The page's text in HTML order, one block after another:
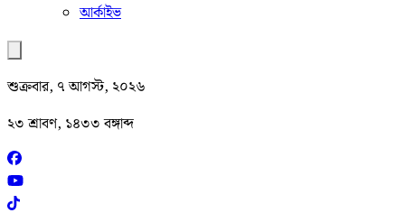
আর্কাইভ
শুক্রবার, ৭ আগস্ট, ২০২৬
২৩ শ্রাবণ, ১৪৩৩ বঙ্গাব্দ